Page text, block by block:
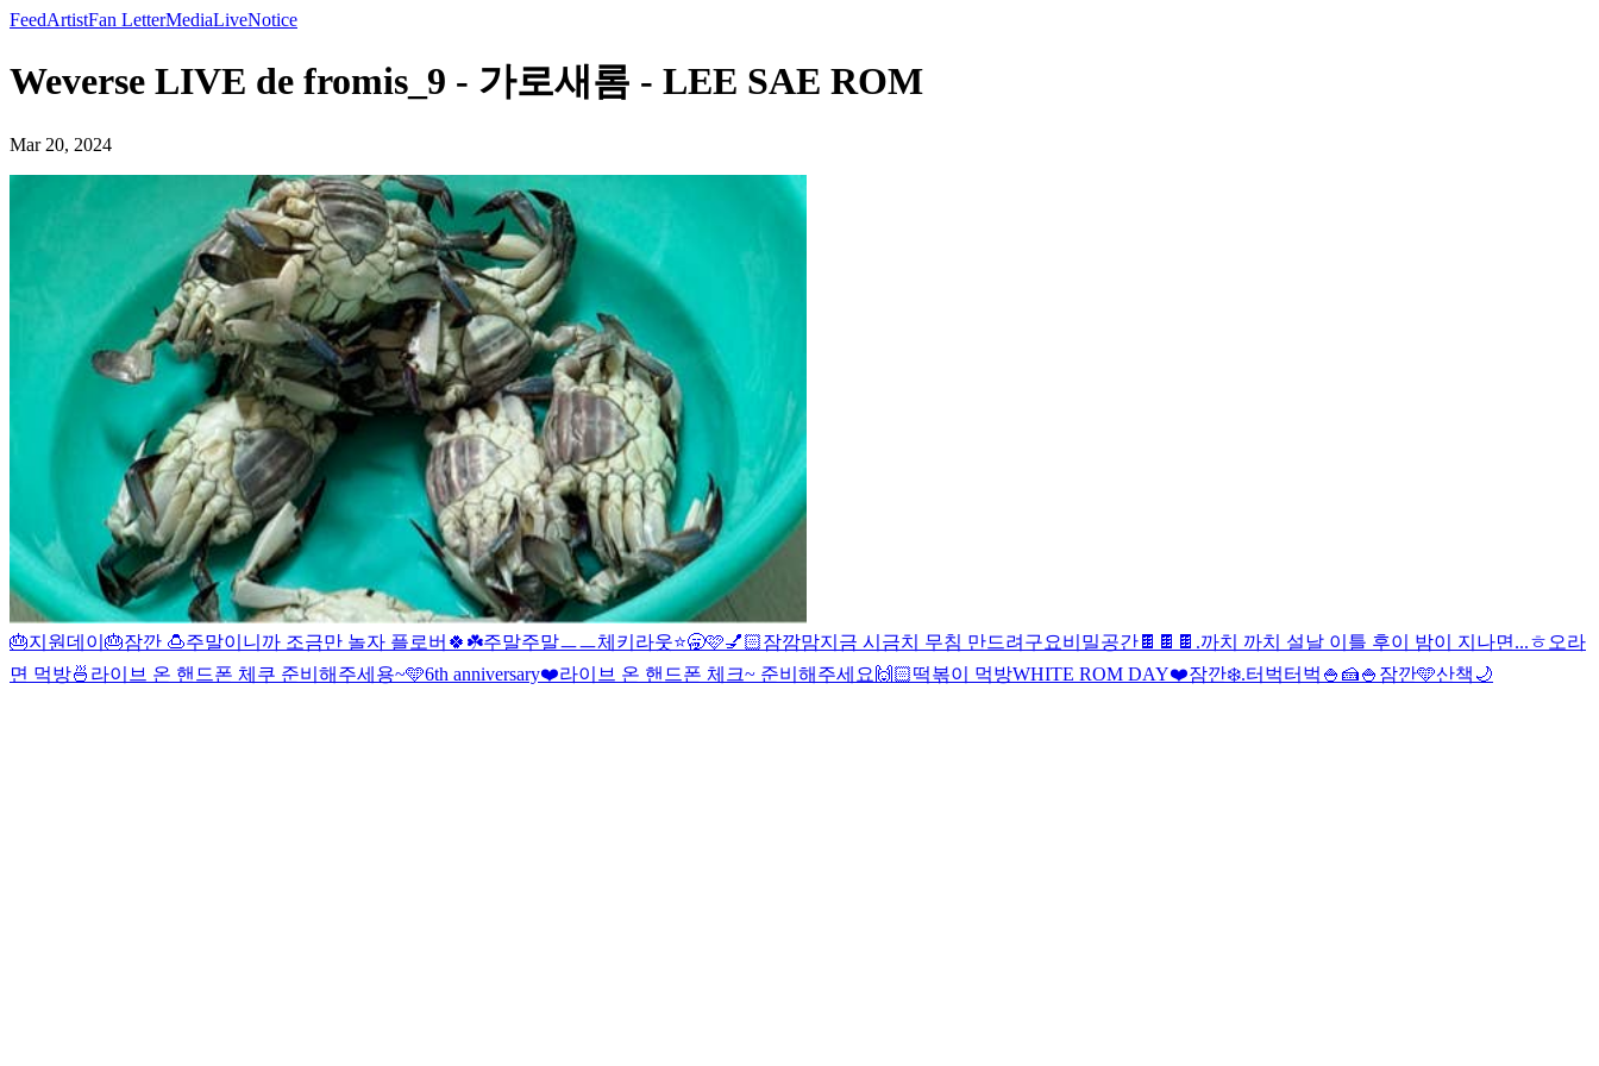
FeedArtistFan LetterMediaLiveNotice
Weverse LIVE de fromis_9 - 가로새롬 - LEE SAE ROM
Mar 20, 2024
🎂지원데이🎂잠깐 🍮주말이니까 조금만 놀자 플로버🍀☘️주말주말ㅡㅡ체키라웃⭐️🥱🩷💅🏻잠깜맘지금 시금치 무침 만드려구요비밀공간 🍫🍫🍫 .까치 까치 설날 이틀 후이 밤이 지나면...ㅎ 오라
면 먹방🍜 라이브 온 핸드폰 체쿠 준비해주세용~🩵6th anniversary❤️라이브 온 핸드폰 체크~ 준비해주세요 🙌🏻떡볶이 먹방WHITE ROM DAY❤️잠깐❄️.터벅터벅 🍚🍰🍚 잠깐🩵산책🌙